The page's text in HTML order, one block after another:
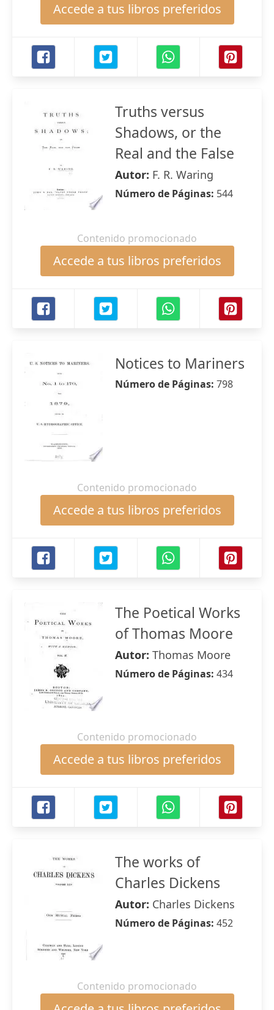
Accede a tus libros preferidos
Truths versus
Shadows, or the
Real and the False
Autor: F. R. Waring
Número de Páginas: 544
Contenido promocionado
Accede a tus libros preferidos
Notices to Mariners
Número de Páginas: 798
Contenido promocionado
Accede a tus libros preferidos
The Poetical Works
of Thomas Moore
Autor: Thomas Moore
Número de Páginas: 434
Contenido promocionado
Accede a tus libros preferidos
The works of
Charles Dickens
Autor: Charles Dickens
Número de Páginas: 452
Contenido promocionado